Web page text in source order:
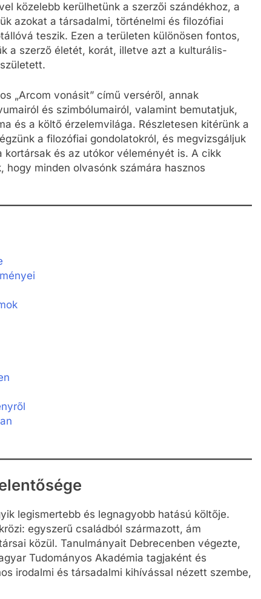
közelebb kerülhetünk a szerzői szándékhoz, a
azokat a társadalmi, történelmi és filozófiai
teszik. Ezen a területen különösen fontos,
a szerző életét, korát, illetve azt a kulturális-
„Arcom vonásit” című verséről, annak
és szimbólumairól, valamint bemutatjuk,
és a költő érzelemvilága. Részletesen kitérünk a
a filozófiai gondolatokról, és megvizsgáljuk
és az utókor véleményét is. A cikk
minden olvasónk számára hasznos
legismertebb és legnagyobb hatású költője.
egyszerű családból származott, ám
közül. Tanulmányait Debrecenben végezte,
Tudományos Akadémia tagjaként és
irodalmi és társadalmi kihívással nézett szembe,